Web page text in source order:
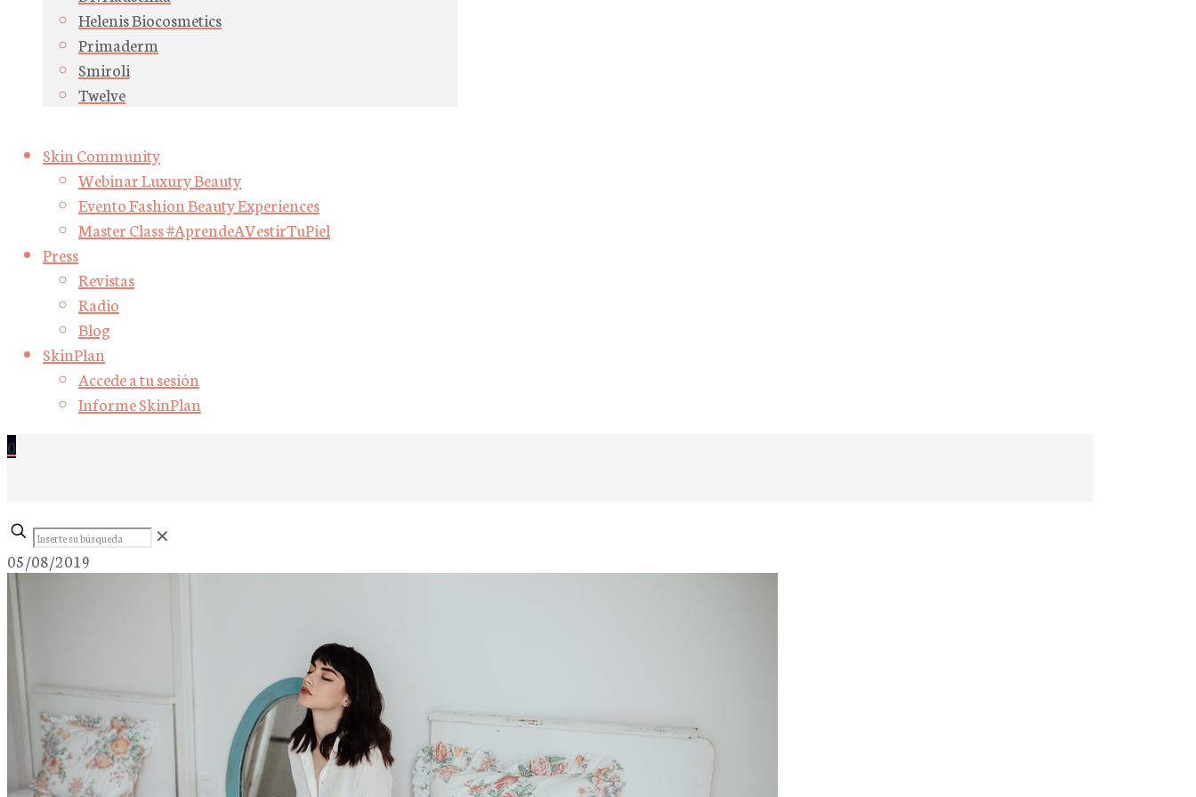
Helenis Biocosmetics
Primaderm
Smiroli
Twelve
Skin Community
Webinar Luxury Beauty
Evento Fashion Beauty Experiences
Master Class #AprendeAVestirTuPiel
Press
Revistas
Radio
Blog
SkinPlan
Accede a tu sesión
Informe SkinPlan
0
Inserte
su
búsqueda
✕
05/08/2019